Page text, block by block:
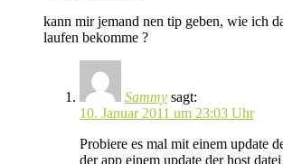
kann mir jemand nen tip geben, wie ich
laufen bekomme ?
Sammy sagt:
10. Januar 2011 um 23:03 Uhr
Probiere es mal mit einem update
der app einem update der host